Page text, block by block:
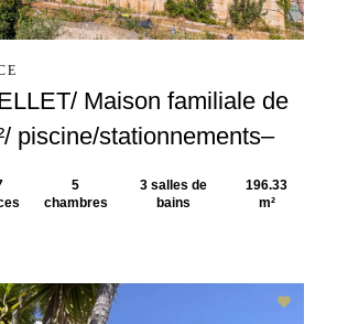
Maison familiale de
piscine/stationnements–
5
chambres
3 salles de
bains
196.33
m²